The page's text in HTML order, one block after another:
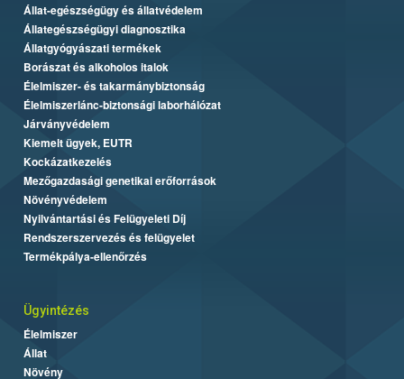
Állat-egészségügy és állatvédelem
Állategészségügyi diagnosztika
Állatgyógyászati termékek
Borászat és alkoholos italok
Élelmiszer- és takarmánybiztonság
Élelmiszerlánc-biztonsági laborhálózat
Járványvédelem
Kiemelt ügyek, EUTR
Kockázatkezelés
Mezőgazdasági genetikai erőforrások
Növényvédelem
Nyilvántartási és Felügyeleti Díj
Rendszerszervezés és felügyelet
Termékpálya-ellenőrzés
Ügyintézés
Élelmiszer
Állat
Növény